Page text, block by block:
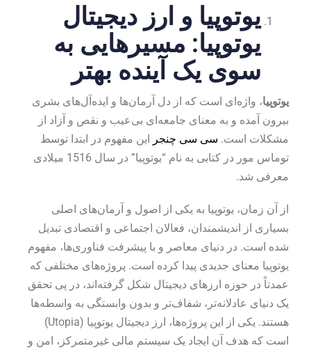
یوتوپیا و ارز دیجیتال
یوتوپیا: مسیرهایی به
سوی یک آینده بهتر
یوتوپیا، واژه‌ای است که از دل آرمان‌ها و ایده‌آل‌های بشری
بیرون آمده و به معنای جامعه‌ای بی‌عیب و نقص و آزاد از
مشکلات است. سی سی چنجر این مفهوم در ابتدا توسط
توماس مور در کتابی به نام “یوتوپیا” در سال 1516 میلادی
معرفی شد.
از آن زمان، یوتوپیا به یکی از اصول و آرمان‌های اصلی
بسیاری از اندیشمندان، فعالان اجتماعی و اقتصادی تبدیل
شده است. در دنیای معاصر و با پیشرفت فناوری‌ها، مفهوم
یوتوپیا معنای جدیدی پیدا کرده است. پروژه‌های مختلفی که
عمدتاً در حوزه ارزهای دیجیتال شکل گرفته‌اند، در پی تحقق
یک دنیای عادلانه‌تر، شفاف‌تر و بدون وابستگی به واسطه‌ها
هستند. یکی از این پروژه‌ها، ارز دیجیتال یوتوپیا (Utopia)
است که هدف آن ایجاد یک سیستم مالی غیرمتمرکز، امن و